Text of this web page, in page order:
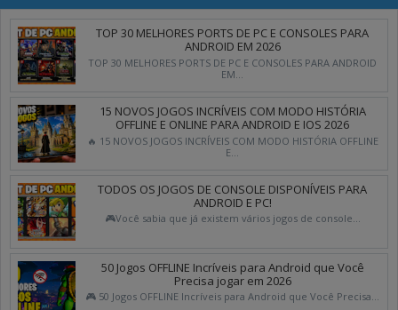
TOP 30 MELHORES PORTS DE PC E CONSOLES PARA
ANDROID EM 2026
TOP 30 MELHORES PORTS DE PC E CONSOLES PARA ANDROID
EM...
15 NOVOS JOGOS INCRÍVEIS COM MODO HISTÓRIA
OFFLINE E ONLINE PARA ANDROID E IOS 2026
🔥 15 NOVOS JOGOS INCRÍVEIS COM MODO HISTÓRIA OFFLINE
E...
TODOS OS JOGOS DE CONSOLE DISPONÍVEIS PARA
ANDROID E PC!
🎮Você sabia que já existem vários jogos de console...
50 Jogos OFFLINE Incríveis para Android que Você
Precisa jogar em 2026
🎮 50 Jogos OFFLINE Incríveis para Android que Você Precisa...